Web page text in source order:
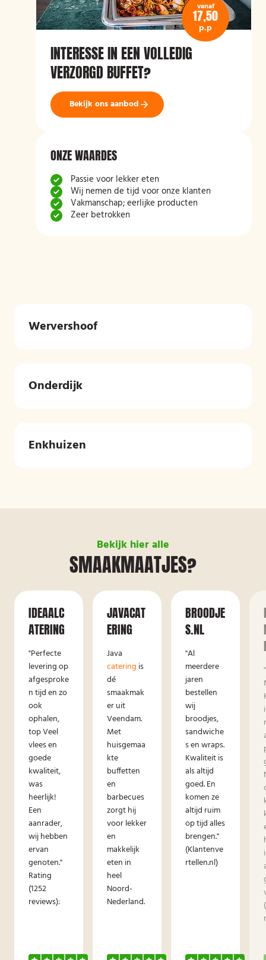
vanaf
17,50
p.p
INTERESSE IN EEN VOLLEDIG
VERZORGD BUFFET?
Bekijk ons aanbod
ONZE WAARDES
Passie voor lekker eten
Wij nemen de tijd voor onze klanten
Vakmanschap; eerlijke producten
Zeer betrokken
Wervershoof
Onderdijk
Enkhuizen
Bekijk hier alle
SMAAKMAATJES?
IDEAALC
ATERING
"Perfecte
levering op
afgesproke
n tijd en zo
ook
ophalen,
top Veel
vlees en
goede
kwaliteit,
was
heerlijk!
Een
aanrader,
wij hebben
ervan
genoten."
Rating
(1252
reviews):
JAVACAT
ERING
Java
catering is
dé
smaakmak
er uit
Veendam.
Met
huisgemaa
kte
buffetten
en
barbecues
zorgt hij
voor lekker
en
makkelijk
eten in
heel
Noord-
Nederland.
BROODJE
S.NL
"Al
meerdere
jaren
bestellen
wij
broodjes,
sandwiche
s en wraps.
Kwaliteit is
als altijd
goed. En
komen ze
altijd ruim
op tijd alles
brengen."
(Klantenve
rtellen.nl)